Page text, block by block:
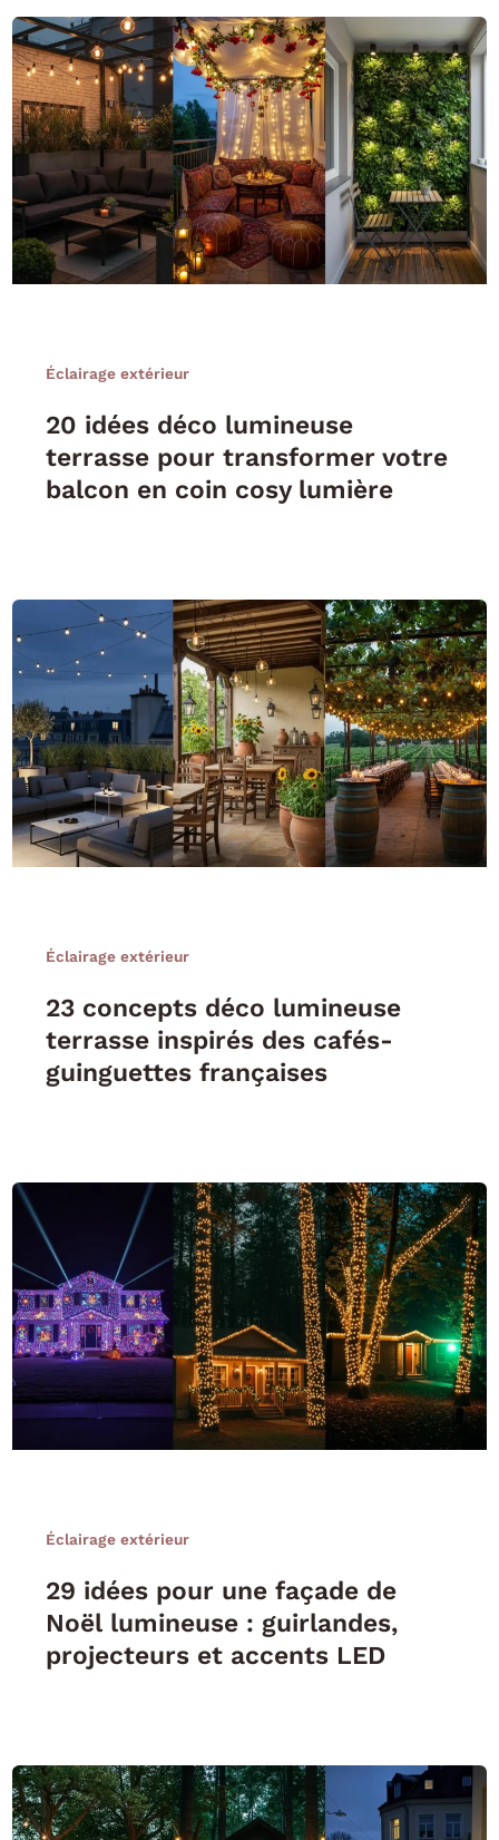
Éclairage extérieur
20 idées déco lumineuse
terrasse pour transformer votre
balcon en coin cosy lumière
Éclairage extérieur
23 concepts déco lumineuse
terrasse inspirés des cafés-
guinguettes françaises
Éclairage extérieur
29 idées pour une façade de
Noël lumineuse : guirlandes,
projecteurs et accents LED